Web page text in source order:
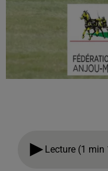
Lecture (1 min